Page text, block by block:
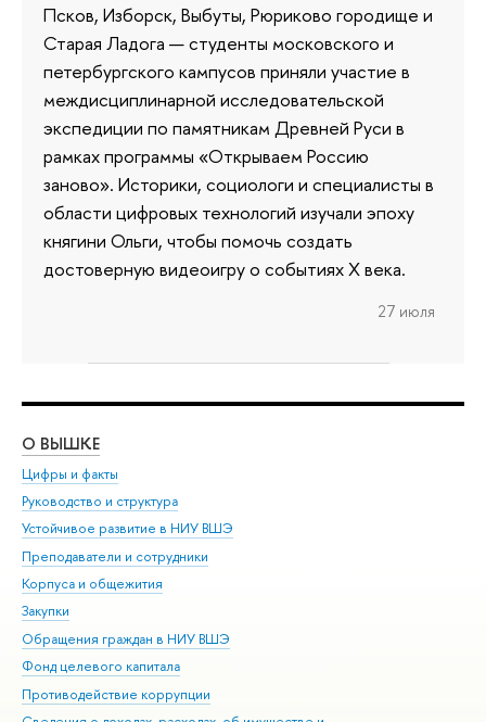
Псков, Изборск, Выбуты, Рюриково городище и
Старая Ладога — студенты московского и
петербургского кампусов приняли участие в
междисциплинарной исследовательской
экспедиции по памятникам Древней Руси в
рамках программы «Открываем Россию
заново». Историки, социологи и специалисты в
области цифровых технологий изучали эпоху
княгини Ольги, чтобы помочь создать
достоверную видеоигру о событиях X века.
27 июля
О ВЫШКЕ
Цифры и факты
Руководство и структура
Устойчивое развитие в НИУ ВШЭ
Преподаватели и сотрудники
Корпуса и общежития
Закупки
Обращения граждан в НИУ ВШЭ
Фонд целевого капитала
Противодействие коррупции